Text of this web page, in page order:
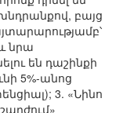
բայց
նրա
են դաշինքի
5%-անոց
3. «Նինո